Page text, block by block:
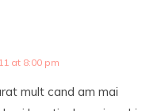
at 8:00 pm
mult cand am mai